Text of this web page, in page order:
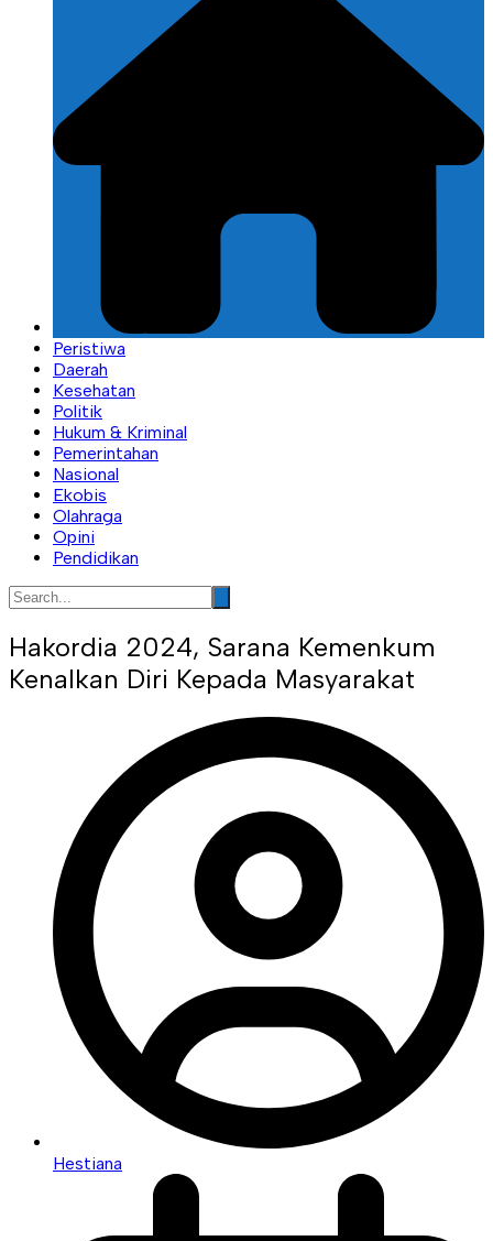
Peristiwa
Daerah
Kesehatan
Politik
Hukum & Kriminal
Pemerintahan
Nasional
Ekobis
Olahraga
Opini
Pendidikan
Hakordia 2024, Sarana Kemenkum
Kenalkan Diri Kepada Masyarakat
Hestiana